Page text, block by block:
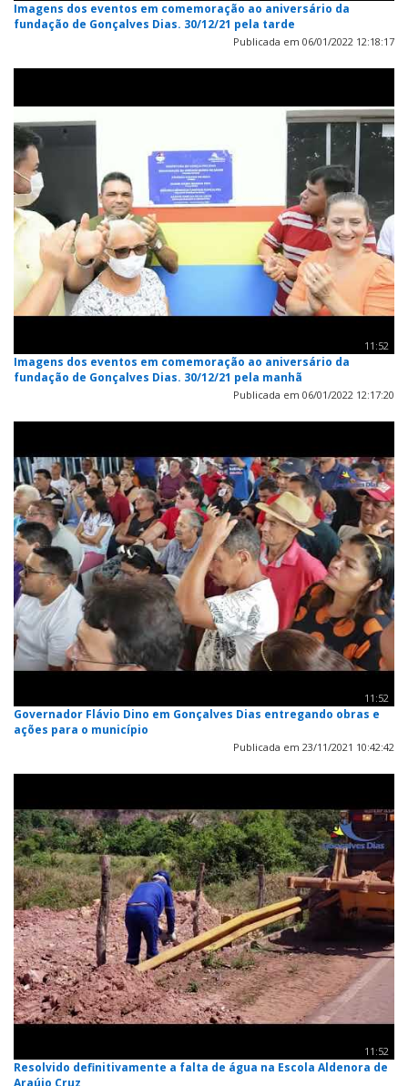
Imagens dos eventos em comemoração ao aniversário da
fundação de Gonçalves Dias. 30/12/21 pela tarde
Publicada em 06/01/2022 12:18:17
11:52
Imagens dos eventos em comemoração ao aniversário da
fundação de Gonçalves Dias. 30/12/21 pela manhã
Publicada em 06/01/2022 12:17:20
11:52
Governador Flávio Dino em Gonçalves Dias entregando obras e
ações para o município
Publicada em 23/11/2021 10:42:42
11:52
Resolvido definitivamente a falta de água na Escola Aldenora de
Araújo Cruz